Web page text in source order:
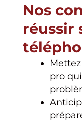
Nos
réussir
pro